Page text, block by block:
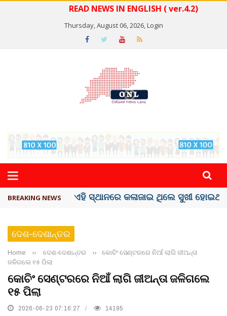
READ NEWS IN ENGLISH ( ver.4.2)
Thursday, August 06, 2026,Login
BREAKING NEWS ଦେଶରେ ପ୍ଲାଷ୍ଟିକ୍ ନୋଟ୍‌ ପ୍ରଚଳନ ...
ଦେଶ-ଦେଶାନ୍ତର
Home ›› ଦେଶ-ଦେଶାନ୍ତର ››
କୋଚିଂ ସେଣ୍ଟରରେ ନିଆଁ ଲାଗି ଜୀଅନ୍ତା
ଜଳିଗଲେ ୧୫ ପିଲା
କୋଚିଂ ସେଣ୍ଟରରେ ନିଆଁ ଲାଗି ଜୀଅନ୍ତା ଜଳିଗଲେ
୧୫ ପିଲା
2026-06-23 07:16:27 14195